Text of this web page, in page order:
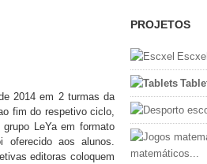
2014 em 2 turmas da
fim do respetivo ciclo,
LeYa em formato
oferecido aos alunos.
editoras coloquem
PROJETOS
Escxel
matemáticos...